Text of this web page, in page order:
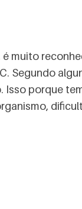
muito
Segundo
porque